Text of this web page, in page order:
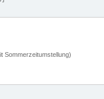
Sommerzeitumstellung)